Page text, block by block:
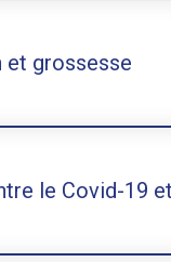
et grossesse
le Covid-19